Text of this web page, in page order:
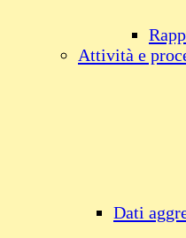
Attività e
Dati